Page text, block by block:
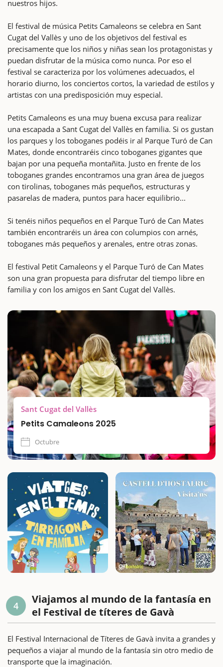
nuestros hijos.
El festival de música Petits Camaleons se celebra en Sant
Cugat del Vallès y uno de los objetivos del festival es
precisamente que los niños y niñas sean los protagonistas y
puedan disfrutar de la música como nunca. Por eso el
festival se caracteriza por los volúmenes adecuados, el
horario diurno, los conciertos cortos, la variedad de estilos y
artistas con una predisposición muy especial.
Petits Camaleons es una muy buena excusa para realizar
una escapada a Sant Cugat del Vallès en familia. Si os gustan
los parques y los toboganes podéis ir al Parque Turó de Can
Mates, donde encontraréis cinco toboganes gigantes que
bajan por una pequeña montañita. Justo en frente de los
toboganes grandes encontramos una gran área de juegos
con tirolinas, toboganes más pequeños, estructuras y
pasarelas de madera, puntos para hacer equilibrio...
Si tenéis niños pequeños en el Parque Turó de Can Mates
también encontraréis un área con columpios con arnés,
toboganes más pequeños y arenales, entre otras zonas.
El festival Petit Camaleons y el Parque Turó de Can Mates
son una gran propuesta para disfrutar del tiempo libre en
familia y con los amigos en Sant Cugat del Vallès.
Sant Cugat del Vallès
Petits Camaleons 2025
Octubre
4
Viajamos al mundo de la fantasía en
el Festival de títeres de Gavà
El Festival Internacional de Títeres de Gavà invita a grandes y
pequeños a viajar al mundo de la fantasía sin otro medio de
transporte que la imaginación.